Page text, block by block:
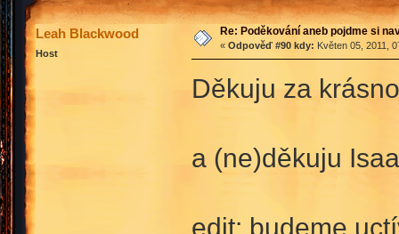
Leah Blackwood
Host
Re: Poděkování aneb pojdme si
« Odpověď #90 kdy: Květen 05, 2011,
Děkuju za
a (ne)děkuju
edit: budeme